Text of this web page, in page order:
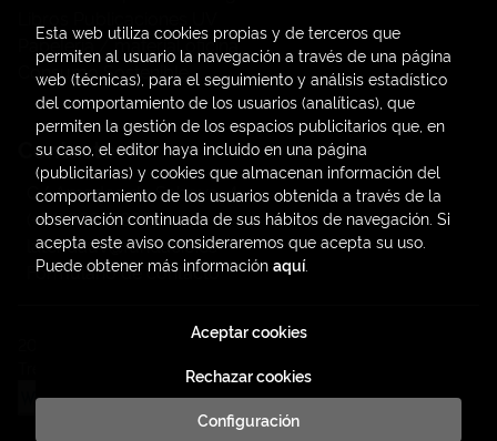
Papelería / material oficina
Consumo Sostenible
Contacto
C/ Amadeo de Saboya, 4
(+34) 963828968
latendauv@fundacio.es
Formulario de contacto
. Todos los Derechos Reservados |
Esta web utiliza cookies propias y de terceros que
permiten al usuario la navegación a través de una página
web (técnicas), para el seguimiento y análisis estadístico
del comportamiento de los usuarios (analíticas), que
permiten la gestión de los espacios publicitarios que, en
su caso, el editor haya incluido en una página
(publicitarias) y cookies que almacenan información del
comportamiento de los usuarios obtenida a través de la
observación continuada de sus hábitos de navegación. Si
acepta este aviso consideraremos que acepta su uso.
Puede obtener más información aquí.
Configuración
Rechazar cookies
Aceptar cookies